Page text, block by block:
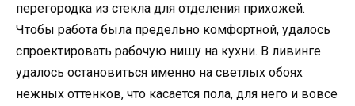
перегородка из стекла для отделения прихожей.
Чтобы работа была предельно комфортной, удалось
спроектировать рабочую нишу на кухни. В ливинге
удалось остановиться именно на светлых обоях
нежных оттенков, что касается пола, для него и вовсе